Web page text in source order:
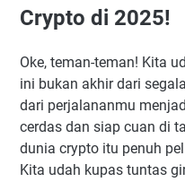
Crypto di 2025!
Oke, teman-teman! Kita
ini bukan akhir dari
dari perjalananmu
cerdas dan siap cuan di
dunia crypto itu penuh
Kita udah kupas tuntas